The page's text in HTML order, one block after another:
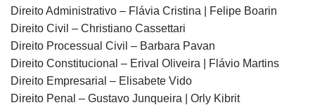
Direito Administrativo – Flávia Cristina | Felipe Boarin
Direito Civil – Christiano Cassettari
Direito Processual Civil – Barbara Pavan
Direito Constitucional – Erival Oliveira | Flávio Martins
Direito Empresarial – Elisabete Vido
Direito Penal – Gustavo Junqueira | Orly Kibrit